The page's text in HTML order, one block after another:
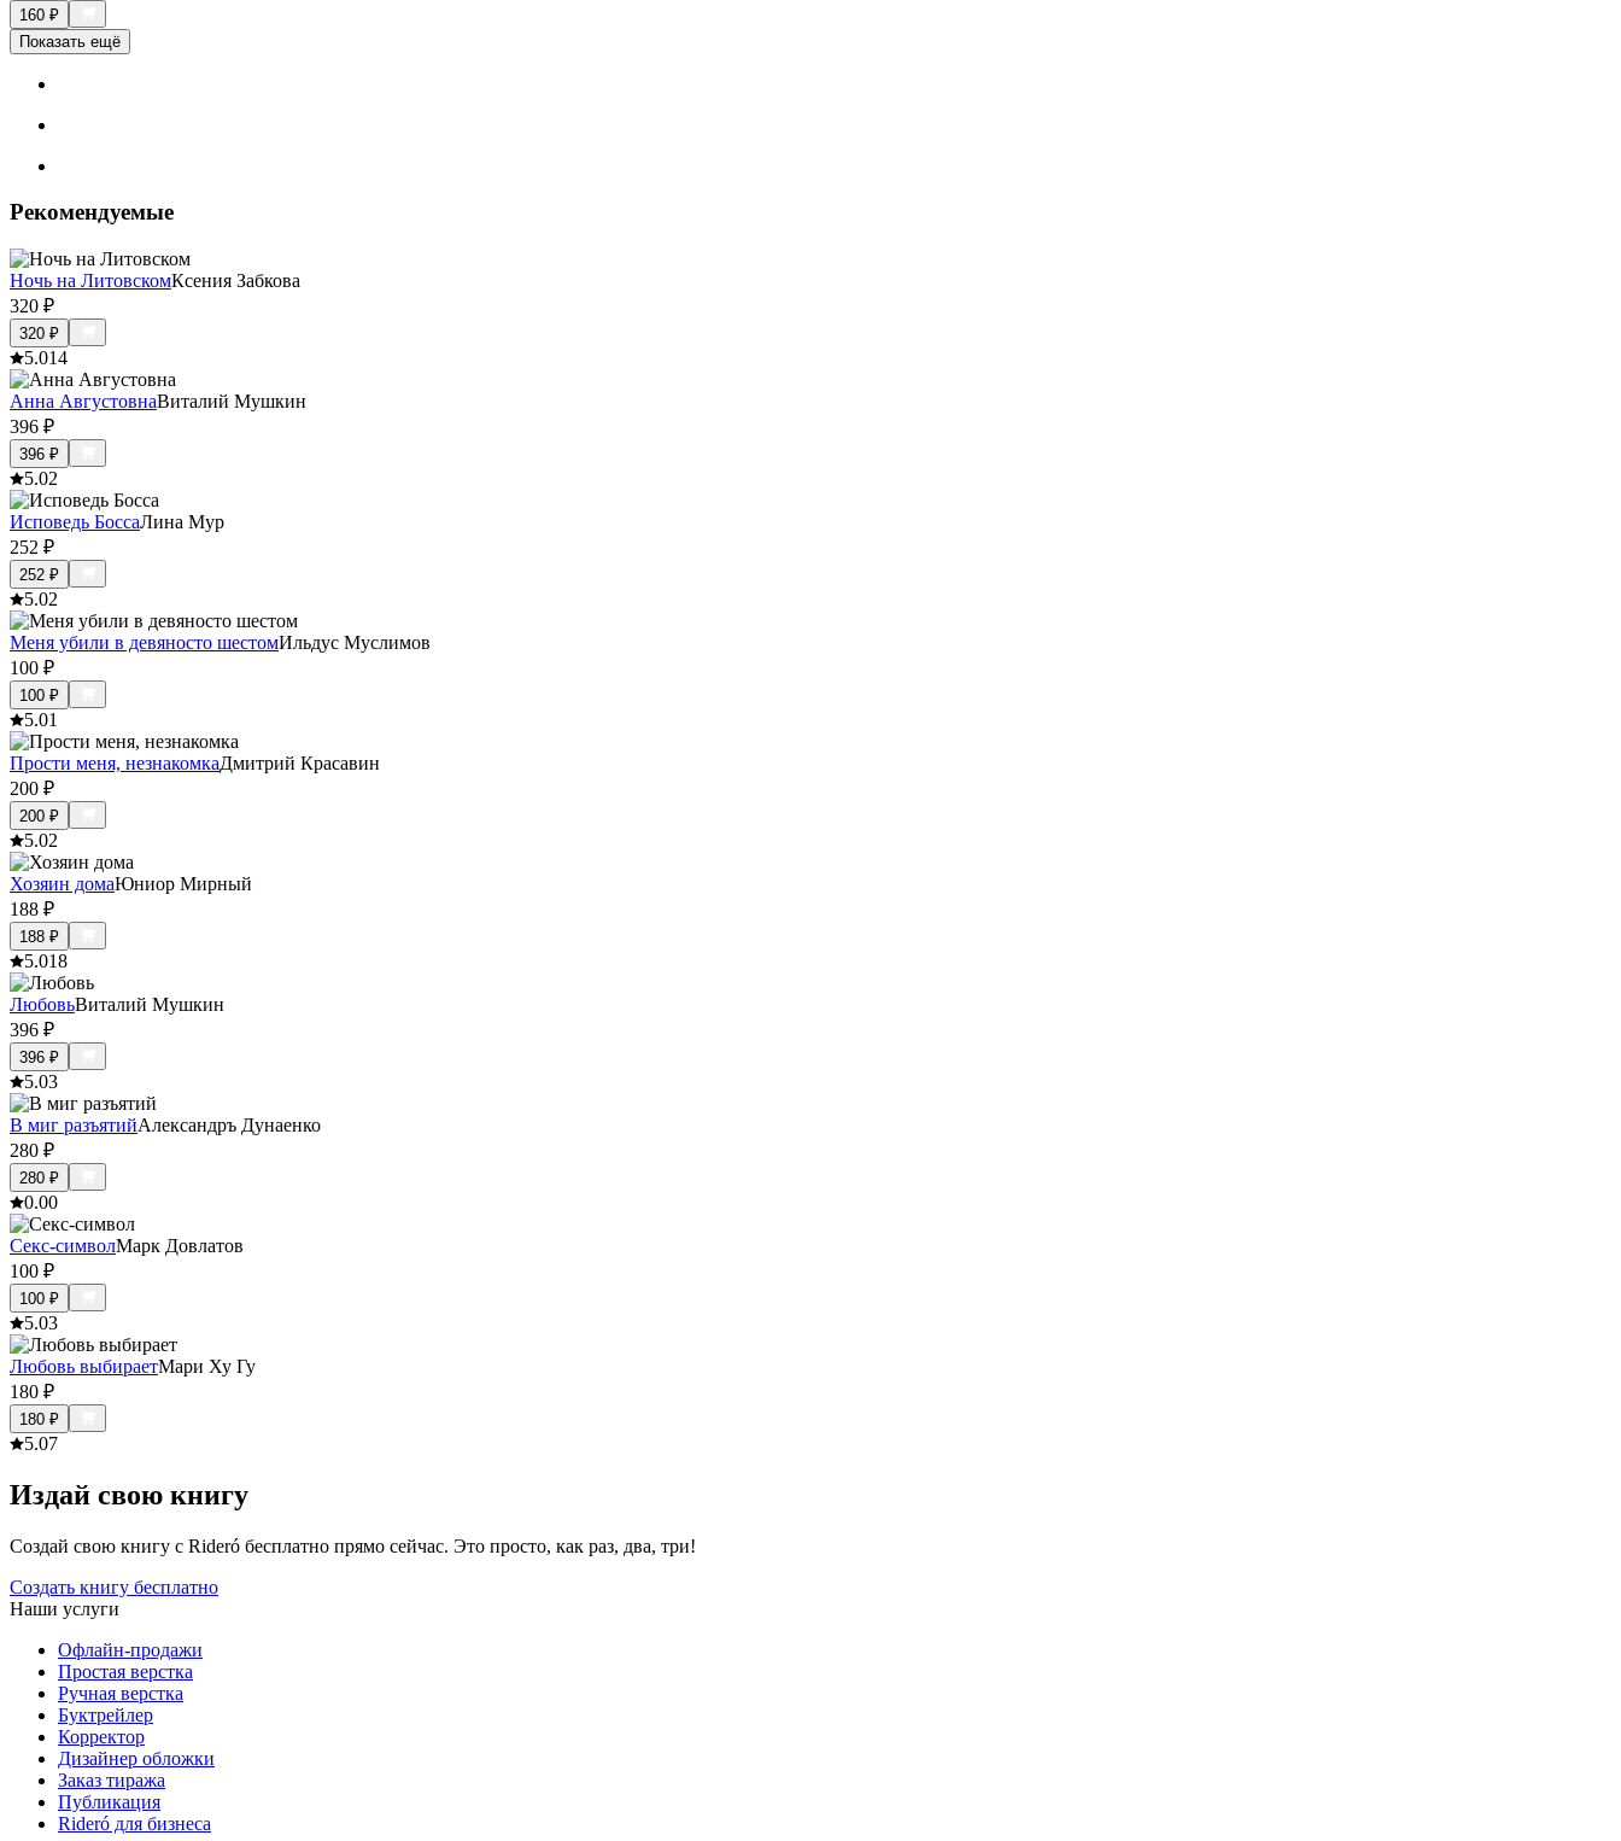
160 ₽
Показать ещё
Рекомендуемые
Ночь на ЛитовскомКсения Забкова
320 ₽
320 ₽
5.014
Анна АвгустовнаВиталий Мушкин
396 ₽
396 ₽
5.02
Исповедь БоссаЛина Мур
252 ₽
252 ₽
5.02
Меня убили в девяносто шестомИльдус Муслимов
100 ₽
100 ₽
5.01
Прости меня, незнакомкаДмитрий Красавин
200 ₽
200 ₽
5.02
Хозяин домаЮниор Мирный
188 ₽
188 ₽
5.018
ЛюбовьВиталий Мушкин
396 ₽
396 ₽
5.03
В миг разъятийАлександръ Дунаенко
280 ₽
280 ₽
0.00
Секс-символМарк Довлатов
100 ₽
100 ₽
5.03
Любовь выбираетМари Ху Гу
180 ₽
180 ₽
5.07
Издай свою книгу
Создай свою книгу с Rideró бесплатно прямо сейчас. Это просто, как раз, два, три!
Создать книгу бесплатно
Наши услуги
Офлайн-продажи
Простая верстка
Ручная верстка
Буктрейлер
Корректор
Дизайнер обложки
Заказ тиража
Публикация
Rideró для бизнеса